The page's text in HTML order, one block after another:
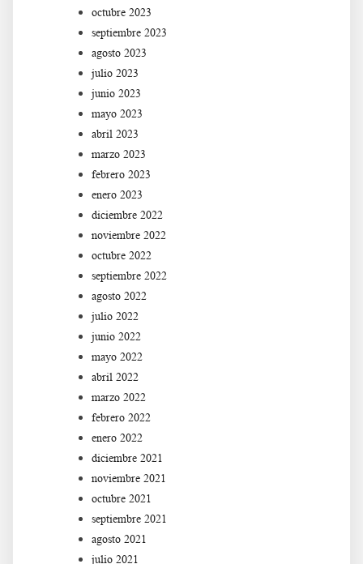
octubre 2023
septiembre 2023
agosto 2023
julio 2023
junio 2023
mayo 2023
abril 2023
marzo 2023
febrero 2023
enero 2023
diciembre 2022
noviembre 2022
octubre 2022
septiembre 2022
agosto 2022
julio 2022
junio 2022
mayo 2022
abril 2022
marzo 2022
febrero 2022
enero 2022
diciembre 2021
noviembre 2021
octubre 2021
septiembre 2021
agosto 2021
julio 2021